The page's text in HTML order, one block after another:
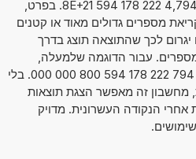
גם להציג מספרים כ- 4,794 222 178 594 8E+21. בפרט,
מספרים גדולים מאוד או קטנים
יגרום לכך שהתוצאה תוצג בדרך
עבור הדוגמה שלמעלה,
התוצאה תיראה כך: 4 794 222 178 594 800 000 000. בלי
מחשבון זה מאפשר הצגת תוצאות
עד 14 ספרות אחרי הנקודה העשרונית. מדויק